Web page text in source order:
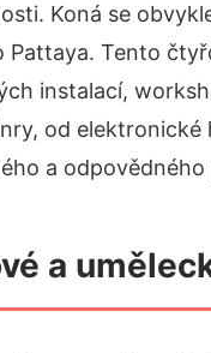
Koná se
Pattaya. Tento
instalací,
od
a
a